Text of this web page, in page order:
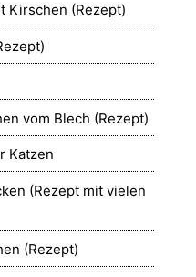
Kirschen (Rezept)
vom Blech (Rezept)
Katzen
(Rezept mit vielen
(Rezept)